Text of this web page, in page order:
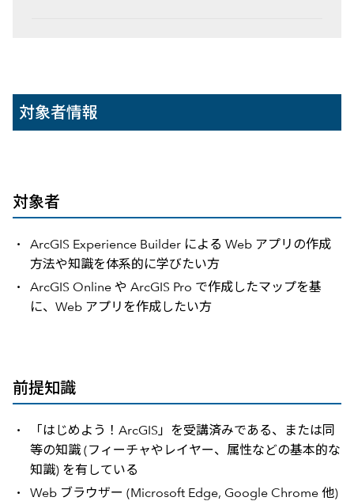
対象者情報
対象者
ArcGIS Experience Builder による Web アプリの作成
方法や知識を体系的に学びたい方
ArcGIS Online や ArcGIS Pro で作成したマップを基
に、Web アプリを作成したい方
前提知識
「はじめよう！ArcGIS」を受講済みである、または同
等の知識 (フィーチャやレイヤー、属性などの基本的な
知識) を有している
Web ブラウザー (Microsoft Edge, Google Chrome 他)